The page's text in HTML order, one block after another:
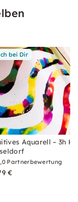
bei Dir
Aquarell – 3h
Partnerbewertung
€